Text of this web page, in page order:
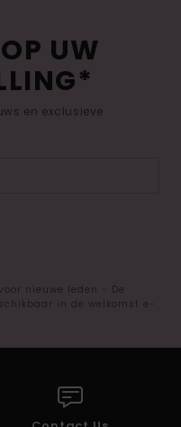
UW
en exclusieve
nieuwe leden - De
in de welkomst e-